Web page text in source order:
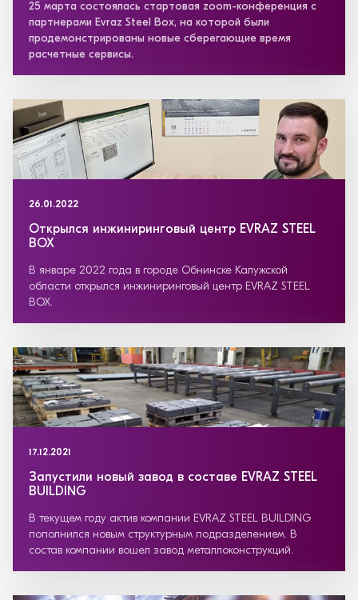
25 марта состоялась стартовая zoom-конференция с
партнерами Evraz Steel Box, на которой были
продемонстрированы новые сберегающие время
расчетные сервисы.
26.01.2022
Открылся инжиниринговый центр EVRAZ STEEL
BОХ
В январе 2022 года в городе Обнинске Калужской
области открылся инжиниринговый центр EVRAZ STEEL
BОХ.
17.12.2021
Запустили новый завод в составе EVRAZ STEEL
BUILDING
В текущем году актив компании EVRAZ STEEL BUILDING
пополнился новым структурным подразделением. В
состав компании вошел завод металлоконструкций.